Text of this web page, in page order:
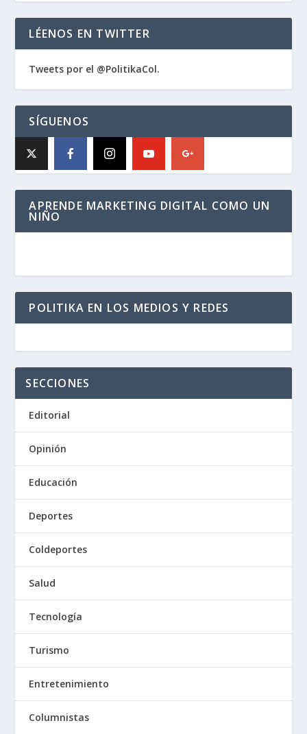
LÉENOS EN TWITTER
Tweets por el @PolitikaCol.
SÍGUENOS
APRENDE MARKETING DIGITAL COMO UN
NIÑO
POLITIKA EN LOS MEDIOS Y REDES
SECCIONES
Editorial
Opinión
Educación
Deportes
Coldeportes
Salud
Tecnología
Turismo
Entretenimiento
Columnistas